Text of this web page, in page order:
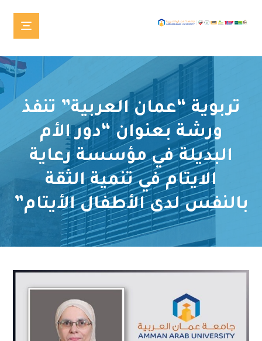
تربوية “عمان العربية” تنفذ
ورشة بعنوان “دور الأم
البديلة في مؤسسة رعاية
الايتام في تنمية الثقة
بالنفس لدى الأطفال الأيتام”